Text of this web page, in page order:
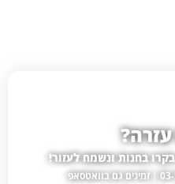
עזרה?
בחנות ונשמח לעזור!